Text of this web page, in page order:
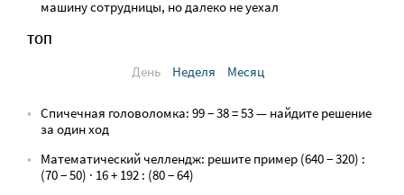
машину сотрудницы, но далеко не уехал
ТОП
День
Неделя Месяц
Спичечная головоломка: 99 − 38 = 53 — найдите решение
за один ход
Математический челлендж: решите пример (640 − 320) :
(70 − 50) · 16 + 192 : (80 − 64)